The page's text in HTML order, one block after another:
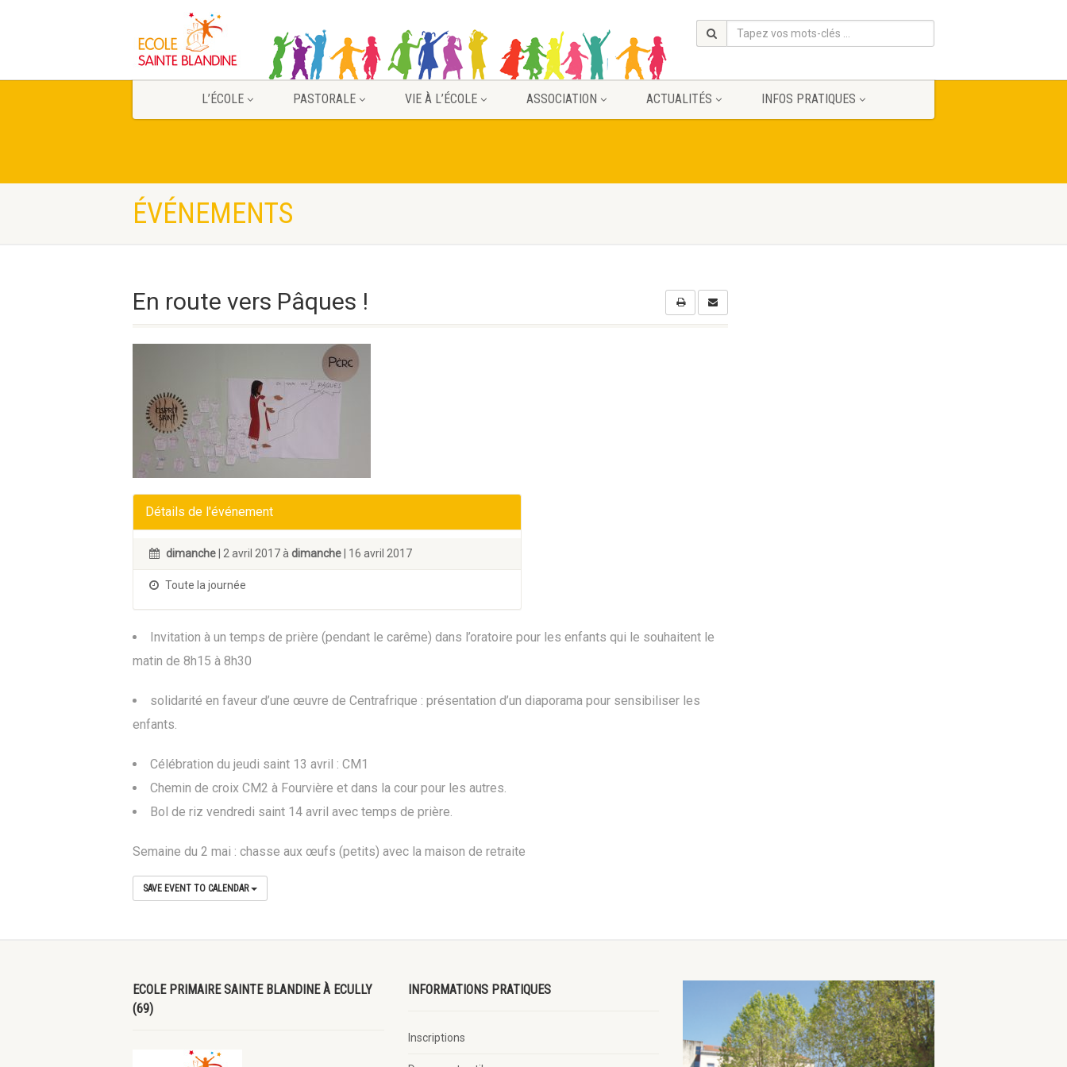
L’ÉCOLE PASTORALE VIE À L’ÉCOLE ASSOCIATION ACTUALITÉS INFOS PRATIQUES
ÉVÉNEMENTS
En route vers Pâques !
Détails de l'événement
dimanche | 2 avril 2017 à dimanche | 16 avril 2017
Toute la journée
Invitation à un temps de prière (pendant le carême) dans l’oratoire pour les enfants qui le souhaitent le
matin de 8h15 à 8h30
solidarité en faveur d’une œuvre de Centrafrique : présentation d’un diaporama pour sensibiliser les
enfants.
Célébration du jeudi saint 13 avril : CM1
Chemin de croix CM2 à Fourvière et dans la cour pour les autres.
Bol de riz vendredi saint 14 avril avec temps de prière.
Semaine du 2 mai : chasse aux œufs (petits) avec la maison de retraite
SAVE EVENT TO CALENDAR
ECOLE PRIMAIRE SAINTE BLANDINE À ECULLY
(69)
INFORMATIONS PRATIQUES
Inscriptions